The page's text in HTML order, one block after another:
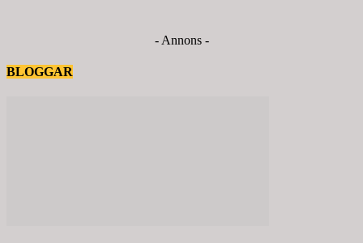
- Annons -
BLOGGAR